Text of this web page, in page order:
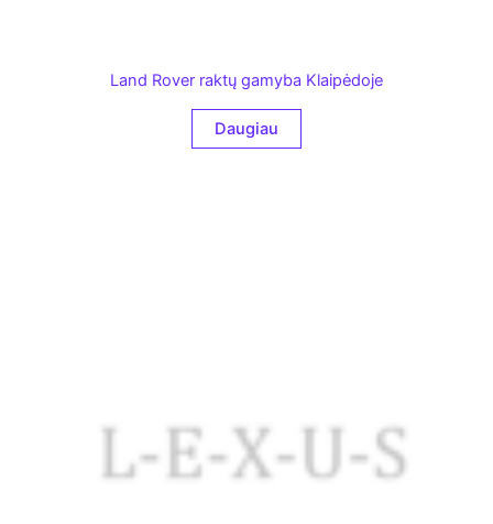
Land Rover raktų gamyba Klaipėdoje
Daugiau